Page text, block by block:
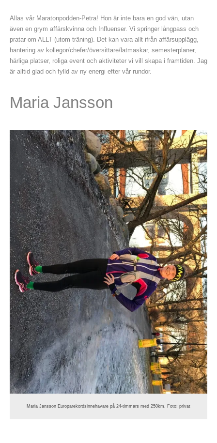
Allas vår Maratonpodden-Petra! Hon är inte bara en god vän, utan
även en grym affärskvinna och Influenser. Vi springer långpass och
pratar om ALLT (utom träning). Det kan vara allt ifrån affärsupplägg,
hantering av kollegor/chefer/översittare/latmaskar, semesterplaner,
härliga platser, roliga event och aktiviteter vi vill skapa i framtiden. Jag
är alltid glad och fylld av ny energi efter vår rundor.
Maria Jansson
Maria Jansson Europarekordsinnehavare på 24-timmars med 250km. Foto: privat